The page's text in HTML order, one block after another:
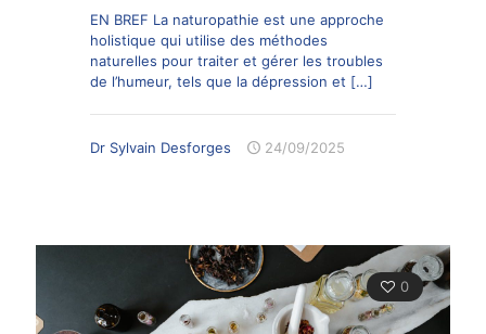
EN BREF La naturopathie est une approche
holistique qui utilise des méthodes
naturelles pour traiter et gérer les troubles
de l’humeur, tels que la dépression et […]
Dr Sylvain Desforges 24/09/2025
0